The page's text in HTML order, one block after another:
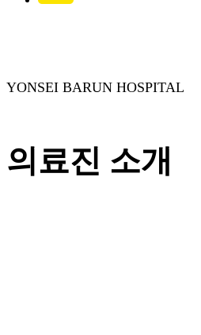
YONSEI BARUN HOSPITAL
의료진 소개